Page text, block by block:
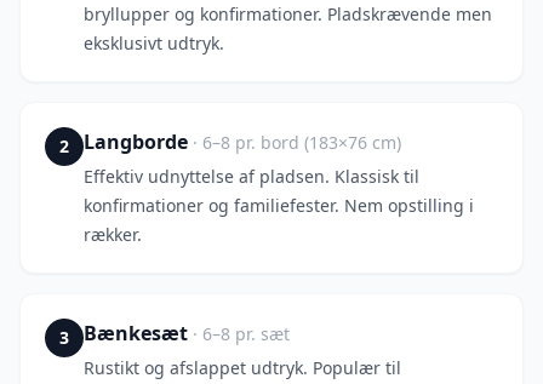
bryllupper og konfirmationer. Pladskrævende men
eksklusivt udtryk.
2 Langborde · 6–8 pr. bord (183×76 cm)
Effektiv udnyttelse af pladsen. Klassisk til
konfirmationer og familiefester. Nem opstilling i
rækker.
3 Bænkesæt · 6–8 pr. sæt
Rustikt og afslappet udtryk. Populær til